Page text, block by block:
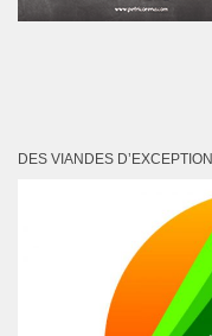
DES VIANDES D’EXCEPTION